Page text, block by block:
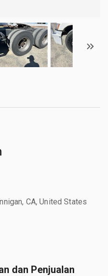
CA, United States
dan Penjualan